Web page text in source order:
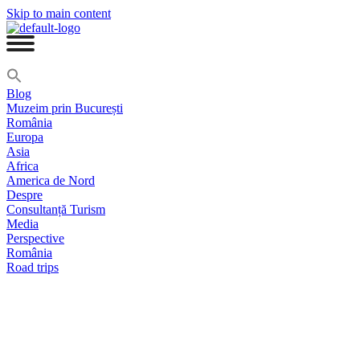
Skip to main content
Blog
Muzeim prin București
România
Europa
Asia
Africa
America de Nord
Despre
Consultanță Turism
Media
Perspective
România
Road trips